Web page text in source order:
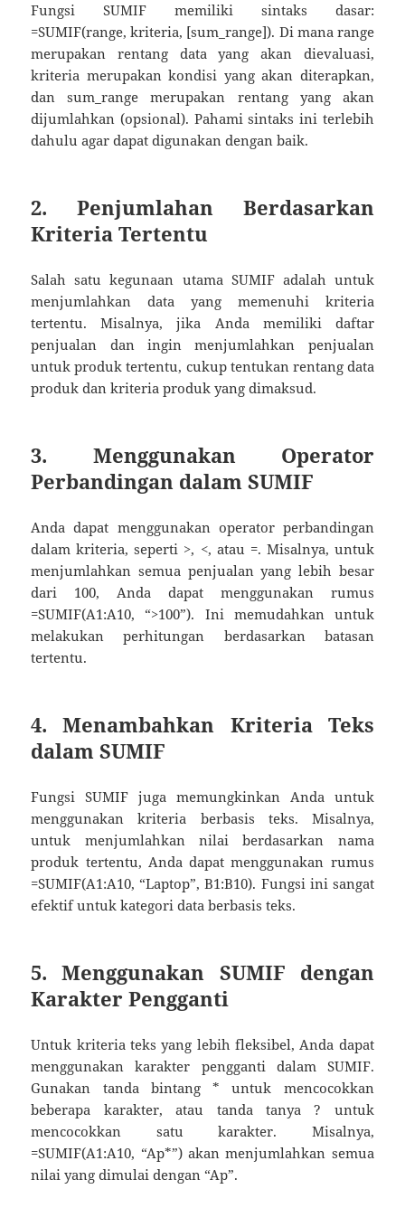
Fungsi SUMIF memiliki sintaks dasar:
=SUMIF(range, kriteria, [sum_range]). Di mana range
merupakan rentang data yang akan dievaluasi,
kriteria merupakan kondisi yang akan diterapkan,
dan sum_range merupakan rentang yang akan
dijumlahkan (opsional). Pahami sintaks ini terlebih
dahulu agar dapat digunakan dengan baik.
2. Penjumlahan Berdasarkan
Kriteria Tertentu
Salah satu kegunaan utama SUMIF adalah untuk
menjumlahkan data yang memenuhi kriteria
tertentu. Misalnya, jika Anda memiliki daftar
penjualan dan ingin menjumlahkan penjualan
untuk produk tertentu, cukup tentukan rentang data
produk dan kriteria produk yang dimaksud.
3. Menggunakan Operator
Perbandingan dalam SUMIF
Anda dapat menggunakan operator perbandingan
dalam kriteria, seperti >, <, atau =. Misalnya, untuk
menjumlahkan semua penjualan yang lebih besar
dari 100, Anda dapat menggunakan rumus
=SUMIF(A1:A10, “>100”). Ini memudahkan untuk
melakukan perhitungan berdasarkan batasan
tertentu.
4. Menambahkan Kriteria Teks
dalam SUMIF
Fungsi SUMIF juga memungkinkan Anda untuk
menggunakan kriteria berbasis teks. Misalnya,
untuk menjumlahkan nilai berdasarkan nama
produk tertentu, Anda dapat menggunakan rumus
=SUMIF(A1:A10, “Laptop”, B1:B10). Fungsi ini sangat
efektif untuk kategori data berbasis teks.
5. Menggunakan SUMIF dengan
Karakter Pengganti
Untuk kriteria teks yang lebih fleksibel, Anda dapat
menggunakan karakter pengganti dalam SUMIF.
Gunakan tanda bintang * untuk mencocokkan
beberapa karakter, atau tanda tanya ? untuk
mencocokkan satu karakter. Misalnya,
=SUMIF(A1:A10, “Ap*”) akan menjumlahkan semua
nilai yang dimulai dengan “Ap”.